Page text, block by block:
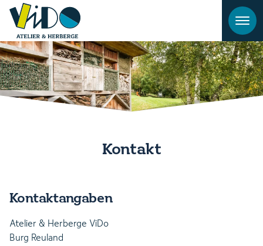
Kontakt
Kontaktangaben
Atelier & Herberge ViDo
Burg Reuland